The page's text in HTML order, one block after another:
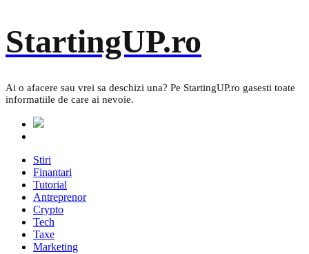
to
content
StartingUP.ro
Ai o afacere sau vrei sa deschizi una? Pe StartingUP.ro gasesti toate
informatiile de care ai nevoie.
Stiri
Finantari
Tutorial
Antreprenor
Crypto
Tech
Taxe
Marketing